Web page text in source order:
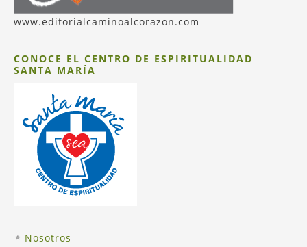
Definitivamente Casa de María es un
lugar de gracia y de mucho amor.
www.editorialcaminoalcorazon.com
CONOCE EL CENTRO DE ESPIRITUALIDAD
SANTA MARÍA
Nosotros